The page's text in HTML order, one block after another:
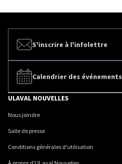
S'inscrire à l'infolettre
Calendrier des événements
ULAVAL NOUVELLES
Nous joindre
Salle de presse
Conditions générales d'utilisation